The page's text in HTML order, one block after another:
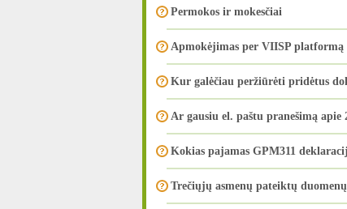
Permokos ir mokesčiai
Apmokėjimas per VIISP platformą
Kur galėčiau peržiūrėti pridėtus
Ar gausiu el. paštu pranešimą
Kokias pajamas GPM311
Trečiųjų asmenų pateiktų